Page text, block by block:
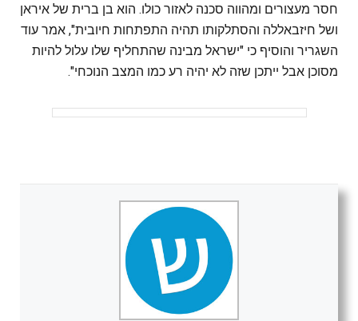
חסר מעצורים ומהווה סכנה לאזור כולו. הוא בן ברית של איראן
ושל חיזבאללה והסתלקותו תהיה התפתחות חיובית", אמר עוד
השגריר והוסיף כי "ישראל מבינה שהתחליף שלו עלול להיות
מסוכן אבל ייתכן שזה לא יהיה רע כמו המצב הנוכחי".